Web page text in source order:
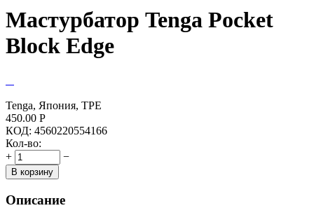
Мастурбатор Tenga Pocket
Block Edge
Tenga, Япония, TPE
450.00 Р
КОД: 4560220554166
Кол-во:
+
−
В корзину
Описание